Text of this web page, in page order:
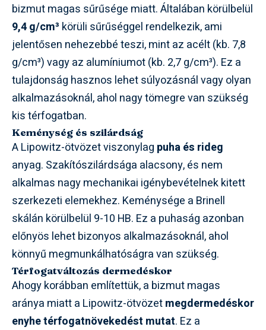
bizmut magas sűrűsége miatt. Általában körülbelül
9,4 g/cm³ körüli sűrűséggel rendelkezik, ami
jelentősen nehezebbé teszi, mint az acélt (kb. 7,8
g/cm³) vagy az alumíniumot (kb. 2,7 g/cm³). Ez a
tulajdonság hasznos lehet súlyozásnál vagy olyan
alkalmazásoknál, ahol nagy tömegre van szükség
kis térfogatban.
Keménység és szilárdság
A Lipowitz-ötvözet viszonylag puha és rideg
anyag. Szakítószilárdsága alacsony, és nem
alkalmas nagy mechanikai igénybevételnek kitett
szerkezeti elemekhez. Keménysége a Brinell
skálán körülbelül 9-10 HB. Ez a puhaság azonban
előnyös lehet bizonyos alkalmazásoknál, ahol
könnyű megmunkálhatóságra van szükség.
Térfogatváltozás dermedéskor
Ahogy korábban említettük, a bizmut magas
aránya miatt a Lipowitz-ötvözetmegdermedéskor
enyhe térfogatnövekedést mutat. Ez a